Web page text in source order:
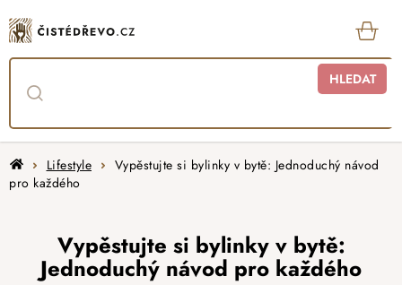
na
obsah
HLEDAT
DomůLifestyle
Vypěstujte si bylinky v bytě: Jednoduchý návod
pro každého
Vypěstujte si bylinky v bytě:
Jednoduchý návod pro každého